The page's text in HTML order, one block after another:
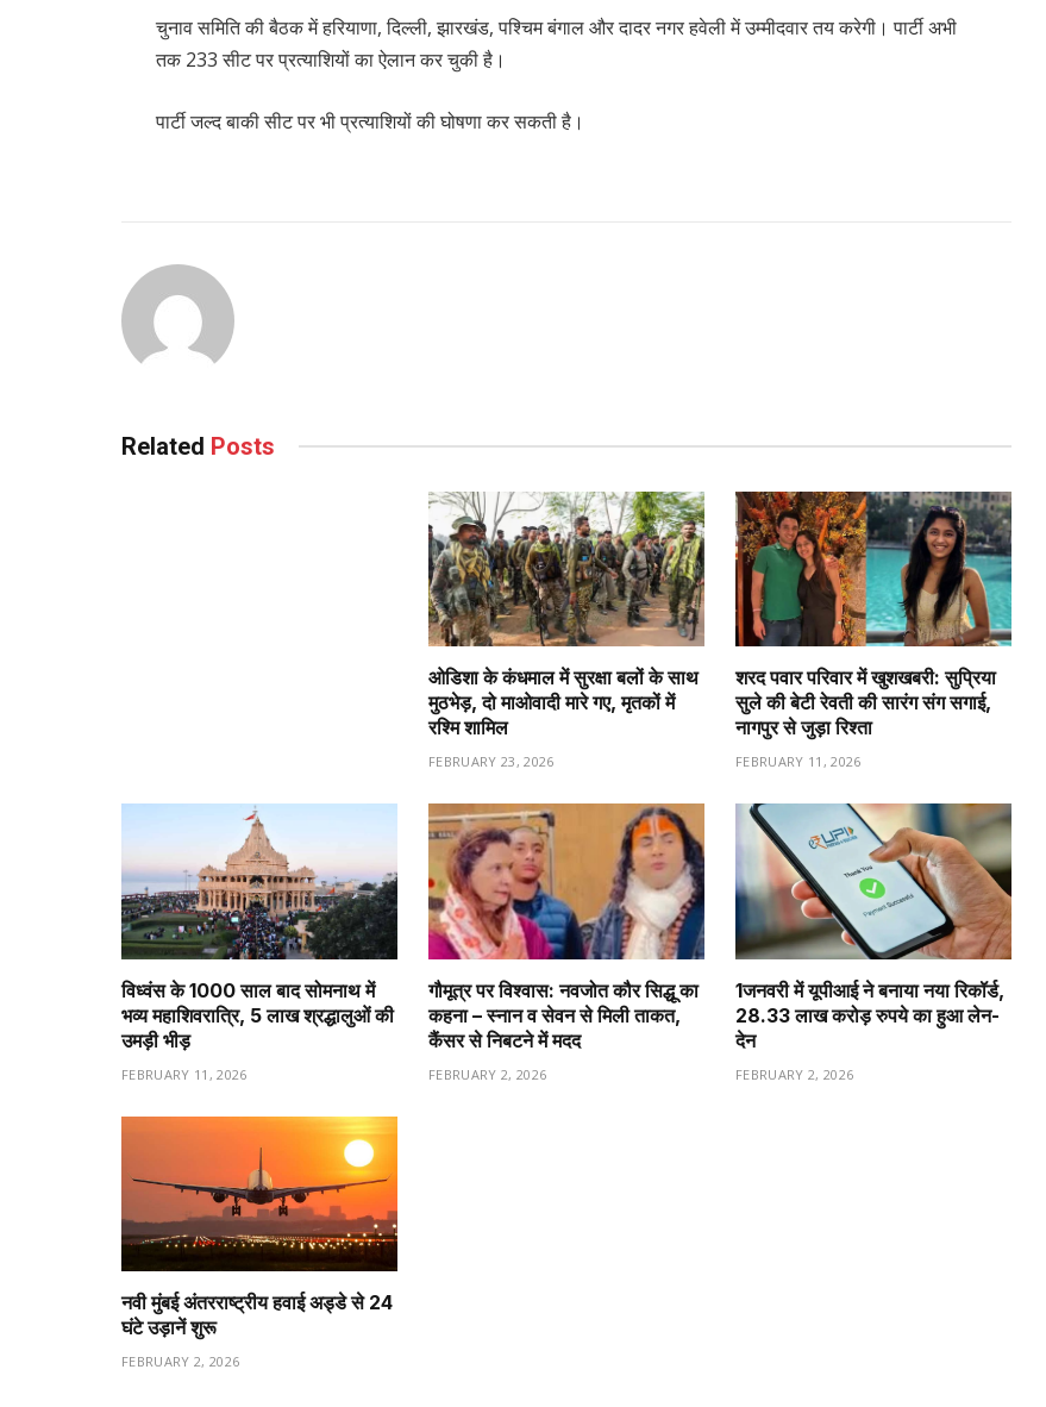
चुनाव समिति की बैठक में हरियाणा, दिल्ली, झारखंड, पश्चिम बंगाल और दादर नगर हवेली में उम्मीदवार तय करेगी। पार्टी अभी
तक 233 सीट पर प्रत्याशियों का ऐलान कर चुकी है।
पार्टी जल्द बाकी सीट पर भी प्रत्याशियों की घोषणा कर सकती है।
Related Posts
ओडिशा के कंधमाल में सुरक्षा बलों के साथ
मुठभेड़, दो माओवादी मारे गए, मृतकों में
रश्मि शामिल
FEBRUARY 23, 2026
शरद पवार परिवार में खुशखबरी: सुप्रिया
सुले की बेटी रेवती की सारंग संग सगाई,
नागपुर से जुड़ा रिश्ता
FEBRUARY 11, 2026
विध्वंस के 1000 साल बाद सोमनाथ में
भव्य महाशिवरात्रि, 5 लाख श्रद्धालुओं की
उमड़ी भीड़
FEBRUARY 11, 2026
गौमूत्र पर विश्वास: नवजोत कौर सिद्धू का
कहना – स्नान व सेवन से मिली ताकत,
कैंसर से निबटने में मदद
FEBRUARY 2, 2026
1️जनवरी में यूपीआई ने बनाया नया रिकॉर्ड,
28.33 लाख करोड़ रुपये का हुआ लेन-
देन
FEBRUARY 2, 2026
नवी मुंबई अंतरराष्ट्रीय हवाई अड्डे से 24
घंटे उड़ानें शुरू
FEBRUARY 2, 2026